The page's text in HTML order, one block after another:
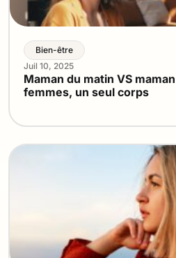
Bien-être
Juil 10, 2025
Maman du matin VS
femmes, un seul corps